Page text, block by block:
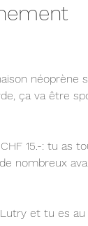
néoprène
ça va être
15.-: tu as
nombreux
et tu es